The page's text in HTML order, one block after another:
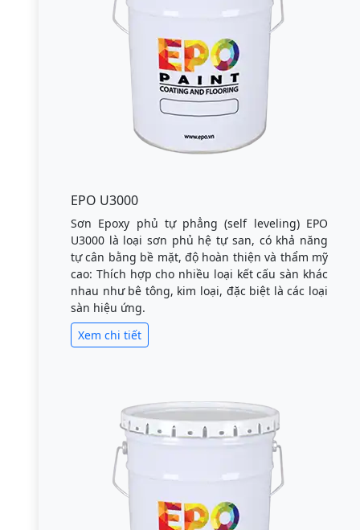
EPO U3000
Sơn Epoxy phủ tự phẳng (self leveling) EPO
U3000 là loại sơn phủ hệ tự san, có khả năng
tự cân bằng bề mặt, độ hoàn thiện và thẩm mỹ
cao: Thích hợp cho nhiều loại kết cấu sàn khác
nhau như bê tông, kim loại, đặc biệt là các loại
sàn hiệu ứng.
Xem chi tiết